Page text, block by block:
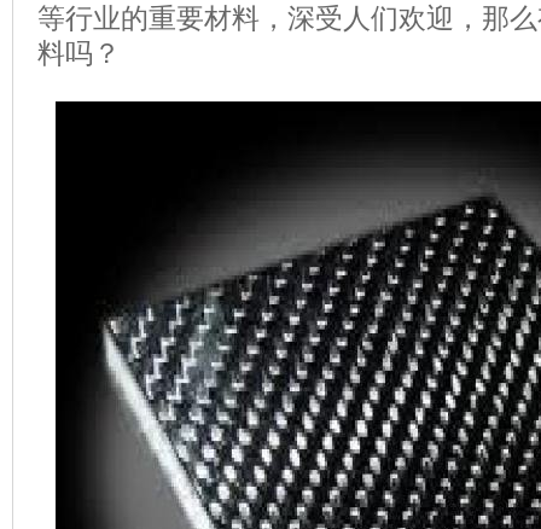
等行业的重要材料，深受人们欢迎，那
料吗？